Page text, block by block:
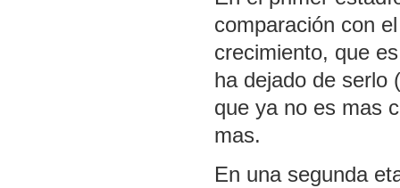
comparación con
crecimiento, que
ha dejado de serlo
que ya no es mas
mas.
En una segunda